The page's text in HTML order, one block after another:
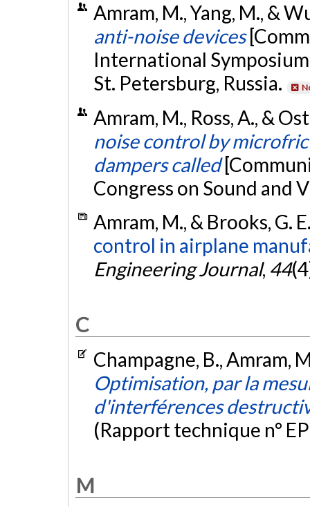
Amram, M., Yang, M., &
anti-noise devices
International
St. Petersburg, Russia.
Amram, M., Ross, A., &
noise control by
dampers called
Congress on Sound and
Amram, M., & Brooks, G.
control in airplane
Engineering Journal, 44
C
Champagne, B., Amram,
Optimisation, par la
d'interférences
(Rapport technique n°
M